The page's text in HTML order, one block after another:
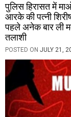
पुलिस हिरासत में
आरके की पत्नी
पहले अनेक बार ली
तलाशी
POSTED ON JULY 21,